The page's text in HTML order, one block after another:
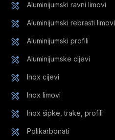
Aluminijumski ravni limovi
Aluminijumski rebrasti limovi
Aluminijumski profili
Aluminijumske cijevi
Inox cijevi
Inox limovi
Inox šipke, trake, profili
Polikarbonati